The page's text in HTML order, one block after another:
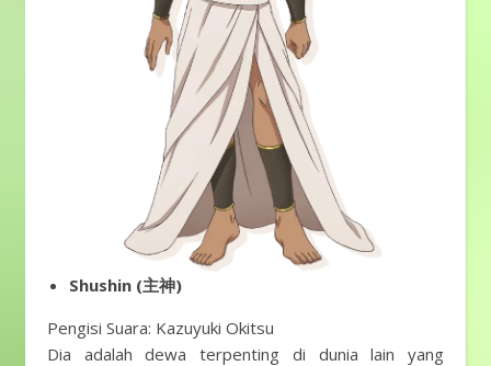
Shushin (主神)
Pengisi Suara: Kazuyuki Okitsu
Dia adalah dewa terpenting di dunia lain yang